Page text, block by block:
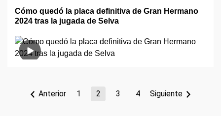
Cómo quedó la placa definitiva de Gran Hermano
2024 tras la jugada de Selva
Anterior 1 2 3 4 Siguiente